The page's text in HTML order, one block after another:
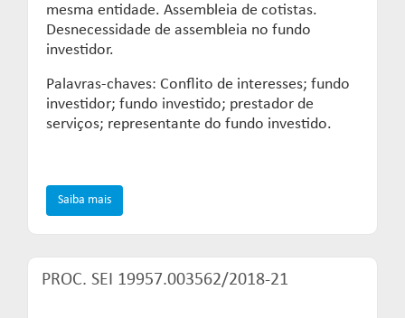
mesma entidade. Assembleia de cotistas.
Desnecessidade de assembleia no fundo
investidor.
Palavras-chaves: Conflito de interesses; fundo
investidor; fundo investido; prestador de
serviços; representante do fundo investido.
Saiba mais
PROC. SEI 19957.003562/2018-21